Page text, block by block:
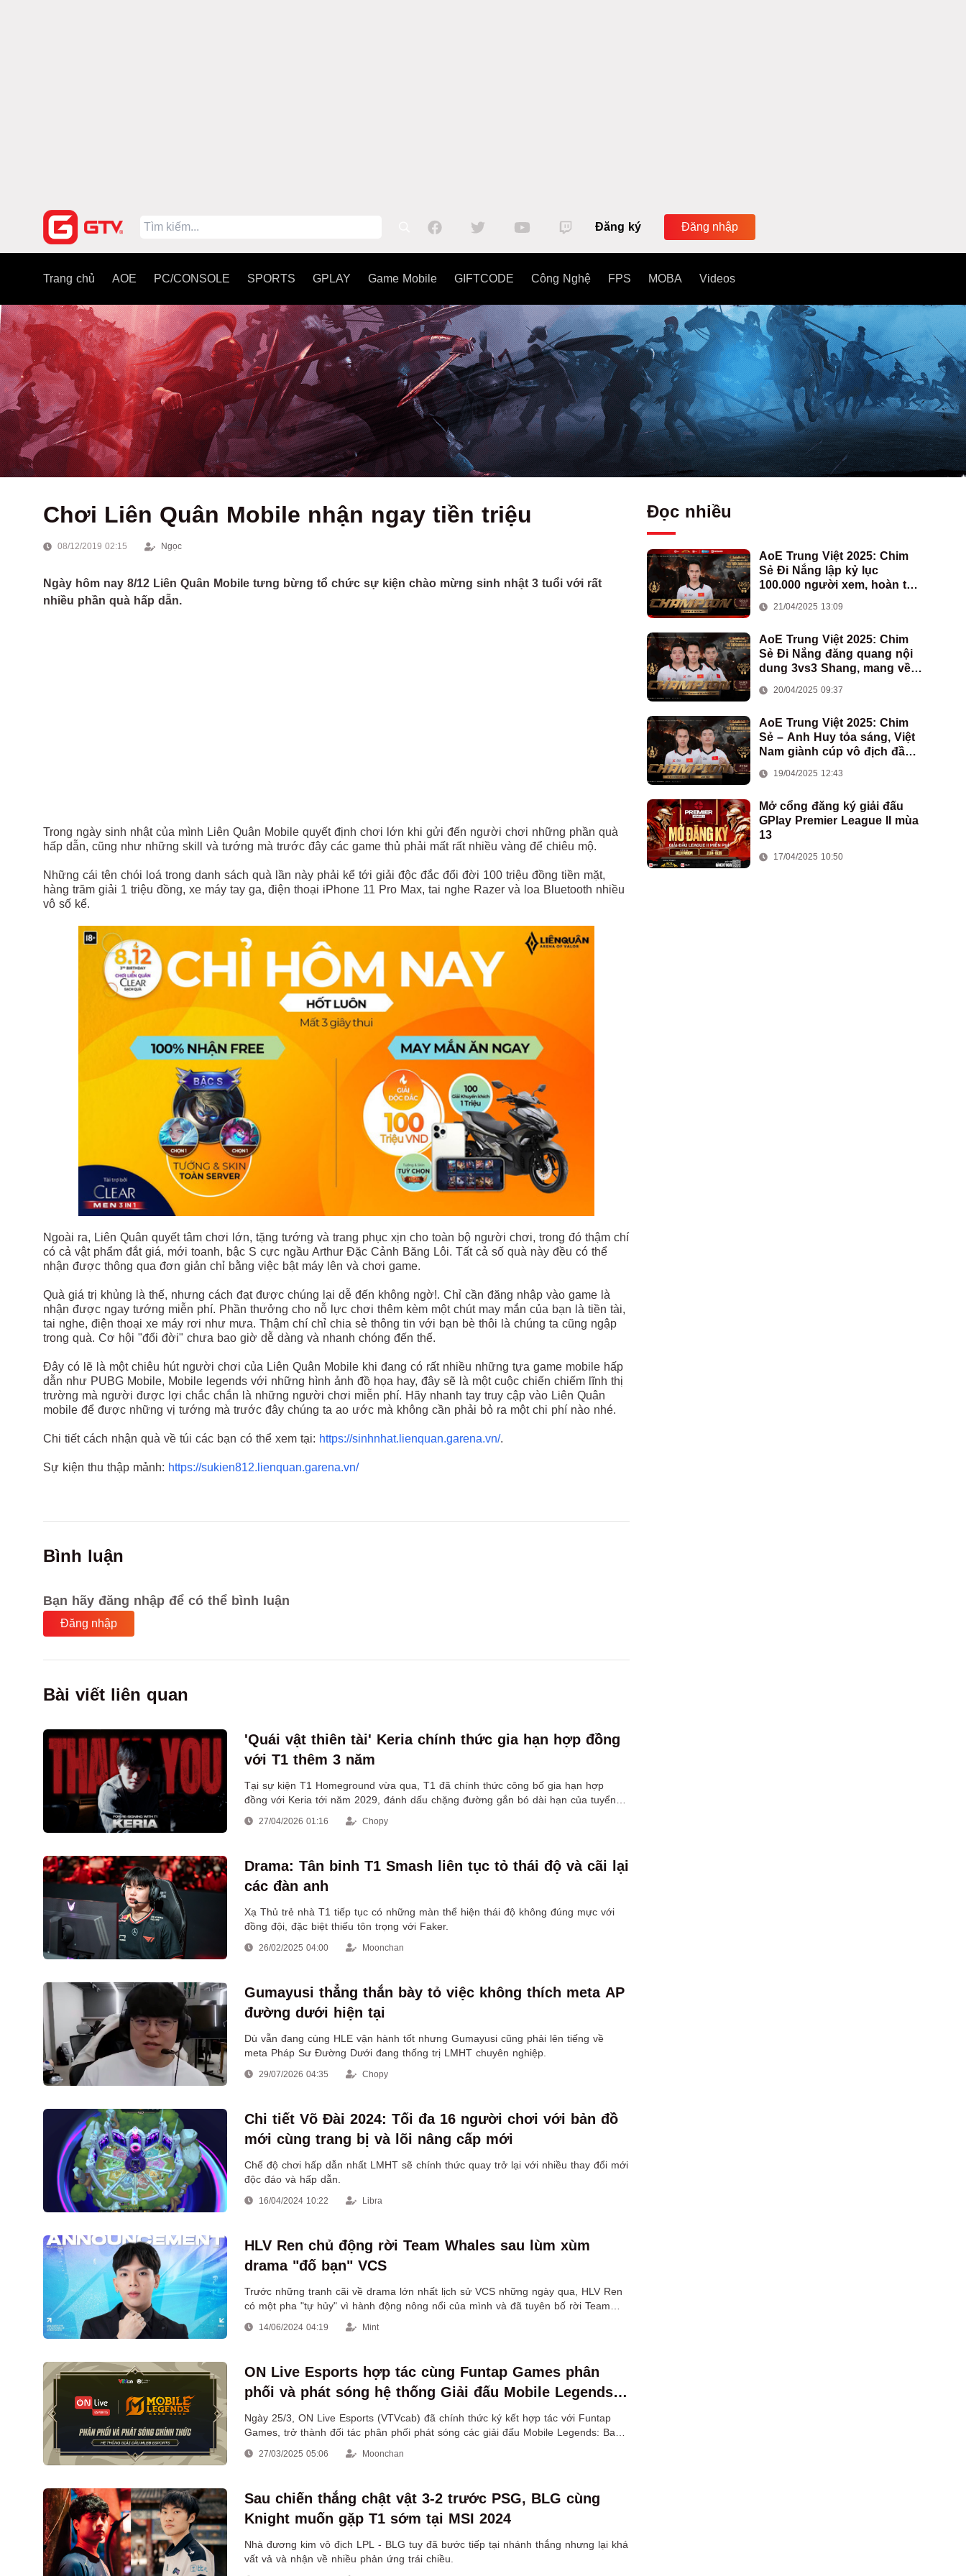
Đăng ký Đăng nhập
Trang chủ AOE PC/CONSOLE SPORTS GPLAY Game Mobile GIFTCODE Công Nghệ FPS MOBA Videos
Chơi Liên Quân Mobile nhận ngay tiền triệu
08/12/2019 02:15 Ngọc
Ngày hôm nay 8/12 Liên Quân Mobile tưng bừng tổ chức sự kiện chào mừng sinh nhật 3 tuổi với rất
nhiều phần quà hấp dẫn.
Trong ngày sinh nhật của mình Liên Quân Mobile quyết định chơi lớn khi gửi đến người chơi những phần quà
hấp dẫn, cũng như những skill và tướng mà trước đây các game thủ phải mất rất nhiều vàng để chiêu mộ.
Những cái tên chói loá trong danh sách quà lần này phải kể tới giải độc đắc đổi đời 100 triệu đồng tiền mặt,
hàng trăm giải 1 triệu đồng, xe máy tay ga, điện thoại iPhone 11 Pro Max, tai nghe Razer và loa Bluetooth nhiều
vô số kể.
Ngoài ra, Liên Quân quyết tâm chơi lớn, tặng tướng và trang phục xịn cho toàn bộ người chơi, trong đó thậm chí
có cả vật phẩm đắt giá, mới toanh, bậc S cực ngầu Arthur Đặc Cảnh Băng Lôi. Tất cả số quà này đều có thể
nhận được thông qua đơn giản chỉ bằng việc bật máy lên và chơi game.
Quà giá trị khủng là thế, nhưng cách đạt được chúng lại dễ đến không ngờ!. Chỉ cần đăng nhập vào game là
nhận được ngay tướng miễn phí. Phần thưởng cho nỗ lực chơi thêm kèm một chút may mắn của bạn là tiền tài,
tai nghe, điện thoại xe máy rơi như mưa. Thậm chí chỉ chia sẻ thông tin với bạn bè thôi là chúng ta cũng ngập
trong quà. Cơ hội "đổi đời" chưa bao giờ dễ dàng và nhanh chóng đến thế.
Đây có lẽ là một chiêu hút người chơi của Liên Quân Mobile khi đang có rất nhiều những tựa game mobile hấp
dẫn như PUBG Mobile, Mobile legends với những hình ảnh đồ họa hay, đây sẽ là một cuộc chiến chiếm lĩnh thị
trường mà người được lợi chắc chắn là những người chơi miễn phí. Hãy nhanh tay truy cập vào Liên Quân
mobile để được những vị tướng mà trước đây chúng ta ao ước mà không cần phải bỏ ra một chi phí nào nhé.
Chi tiết cách nhận quà về túi các bạn có thể xem tại: https://sinhnhat.lienquan.garena.vn/.
Sự kiện thu thập mảnh: https://sukien812.lienquan.garena.vn/
Bình luận
Bạn hãy đăng nhập để có thể bình luận
Đăng nhập
Bài viết liên quan
'Quái vật thiên tài' Keria chính thức gia hạn hợp đồng
với T1 thêm 3 năm
Tại sự kiện T1 Homeground vừa qua, T1 đã chính thức công bố gia hạn hợp
đồng với Keria tới năm 2029, đánh dấu chặng đường gắn bó dài hạn của tuyển
thủ này kể từ năm 2021.
27/04/2026 01:16 Chopy
Drama: Tân binh T1 Smash liên tục tỏ thái độ và cãi lại
các đàn anh
Xạ Thủ trẻ nhà T1 tiếp tục có những màn thể hiện thái độ không đúng mực với
đồng đội, đặc biệt thiếu tôn trọng với Faker.
26/02/2025 04:00 Moonchan
Gumayusi thẳng thắn bày tỏ việc không thích meta AP
đường dưới hiện tại
Dù vẫn đang cùng HLE vận hành tốt nhưng Gumayusi cũng phải lên tiếng về
meta Pháp Sư Đường Dưới đang thống trị LMHT chuyên nghiệp.
29/07/2026 04:35 Chopy
Chi tiết Võ Đài 2024: Tối đa 16 người chơi với bản đồ
mới cùng trang bị và lõi nâng cấp mới
Chế độ chơi hấp dẫn nhất LMHT sẽ chính thức quay trở lại với nhiều thay đổi mới
độc đáo và hấp dẫn.
16/04/2024 10:22 Libra
HLV Ren chủ động rời Team Whales sau lùm xùm
drama "đố bạn" VCS
Trước những tranh cãi về drama lớn nhất lịch sử VCS những ngày qua, HLV Ren
có một pha "tự hủy" vì hành động nông nổi của mình và đã tuyên bố rời Team
Whales dù mới trở lại chưa lâu.
14/06/2024 04:19 Mint
ON Live Esports hợp tác cùng Funtap Games phân
phối và phát sóng hệ thống Giải đấu Mobile Legends:
Bang Bang tại Việt Nam
Ngày 25/3, ON Live Esports (VTVcab) đã chính thức ký kết hợp tác với Funtap
Games, trở thành đối tác phân phối phát sóng các giải đấu Mobile Legends: Bang
Bang tại Việt Nam.
27/03/2025 05:06 Moonchan
Sau chiến thắng chật vật 3-2 trước PSG, BLG cùng
Knight muốn gặp T1 sớm tại MSI 2024
Nhà đương kim vô địch LPL - BLG tuy đã bước tiếp tại nhánh thắng nhưng lại khá
vất vả và nhận về nhiều phản ứng trái chiều.
Đọc nhiều
AoE Trung Việt 2025: Chim
Sẻ Đi Nắng lập kỷ lục
100.000 người xem, hoàn tất
Việt Nam
21/04/2025 13:09
AoE Trung Việt 2025: Chim
Sẻ Đi Nắng đăng quang nội
dung 3vs3 Shang, mang về
đoàn AoE Việt Nam
20/04/2025 09:37
AoE Trung Việt 2025: Chim
Sẻ – Anh Huy tỏa sáng, Việt
Nam giành cúp vô địch đầu
19/04/2025 12:43
Mở cổng đăng ký giải đấu
GPlay Premier League II mùa
13
17/04/2025 10:50